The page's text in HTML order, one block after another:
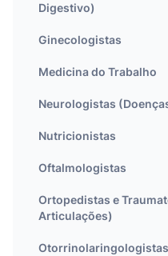
Digestivo)
Ginecologistas
Medicina do Trabalho
Neurologistas
Nutricionistas
Oftalmologistas
Ortopedistas e
Articulações)